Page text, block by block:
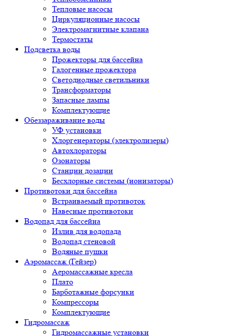
Тепловые насосы
Циркуляционные насосы
Электромагнитные клапана
Термостаты
Подсветка воды
Прожекторы для бассейна
Галогенные прожектора
Светодиодные светильники
Трансформаторы
Запасные лампы
Комплектующие
Обеззараживание воды
УФ установки
Хлоргенераторы (электролизеры)
Автохлораторы
Озонаторы
Станции дозации
Бесхлорные системы (ионизаторы)
Противотоки для бассейна
Встраиваемый противоток
Навесные противотоки
Водопад для бассейна
Излив для водопада
Водопад стеновой
Водяные пушки
Аэромассаж (Гейзер)
Аеромассажные кресла
Плато
Барботажные форсунки
Компрессоры
Комплектующие
Гидромассаж
Гидромассажные установки